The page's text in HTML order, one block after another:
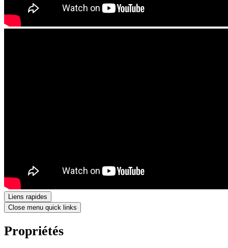
Liens rapides
Close menu quick links
Propriétés